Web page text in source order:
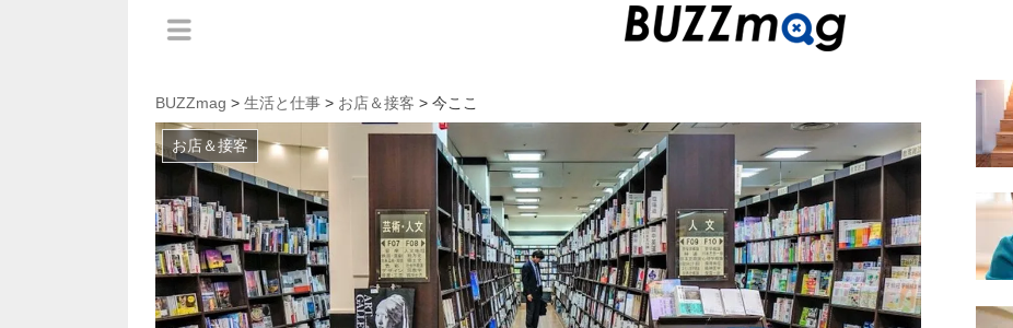
BUZZmag > 生活と仕事 > お店＆接客 > 今ここ
お店＆接客